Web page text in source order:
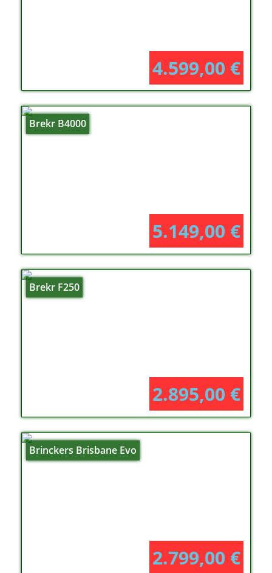
4.599,00 €
Brekr B4000
5.149,00 €
Brekr F250
2.895,00 €
Brinckers Brisbane Evo
2.799,00 €